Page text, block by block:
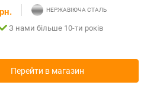
З нами більше 10-ти років
Перейти в магазин